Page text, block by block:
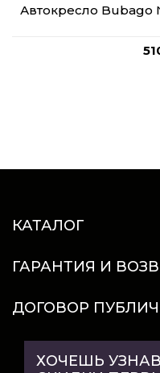
Автокресло Bubago
КАТАЛОГ
ГАРАНТИЯ И
ДОГОВОР
ХОЧЕШЬ